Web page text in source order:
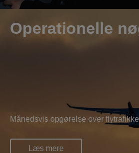
Operationelle
Månedsvis opgørelse over
Læs mere